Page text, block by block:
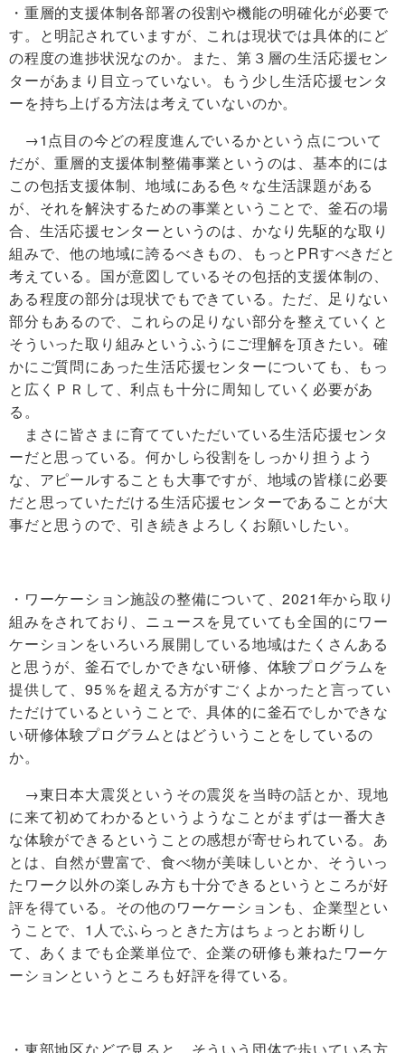
・重層的支援体制各部署の役割や機能の明確化が必要で
す。と明記されていますが、これは現状では具体的にど
の程度の進捗状況なのか。また、第３層の生活応援セン
ターがあまり目立っていない。もう少し生活応援センタ
ーを持ち上げる方法は考えていないのか。
→1点目の今どの程度進んでいるかという点について
だが、重層的支援体制整備事業というのは、基本的には
この包括支援体制、地域にある色々な生活課題がある
が、それを解決するための事業ということで、釜石の場
合、生活応援センターというのは、かなり先駆的な取り
組みで、他の地域に誇るべきもの、もっとPRすべきだと
考えている。国が意図しているその包括的支援体制の、
ある程度の部分は現状でもできている。ただ、足りない
部分もあるので、これらの足りない部分を整えていくと
そういった取り組みというふうにご理解を頂きたい。確
かにご質問にあった生活応援センターについても、もっ
と広くＰＲして、利点も十分に周知していく必要があ
る。
まさに皆さまに育てていただいている生活応援センタ
ーだと思っている。何かしら役割をしっかり担うよう
な、アピールすることも大事ですが、地域の皆様に必要
だと思っていただける生活応援センターであることが大
事だと思うので、引き続きよろしくお願いしたい。
・ワーケーション施設の整備について、2021年から取り
組みをされており、ニュースを見ていても全国的にワー
ケーションをいろいろ展開している地域はたくさんある
と思うが、釜石でしかできない研修、体験プログラムを
提供して、95％を超える方がすごくよかったと言ってい
ただけているということで、具体的に釜石でしかできな
い研修体験プログラムとはどういうことをしているの
か。
→東日本大震災というその震災を当時の話とか、現地
に来て初めてわかるというようなことがまずは一番大き
な体験ができるということの感想が寄せられている。あ
とは、自然が豊富で、食べ物が美味しいとか、そういっ
たワーク以外の楽しみ方も十分できるというところが好
評を得ている。その他のワーケーションも、企業型とい
うことで、1人でふらっときた方はちょっとお断りし
て、あくまでも企業単位で、企業の研修も兼ねたワーケ
ーションというところも好評を得ている。
・東部地区などで見ると、そういう団体で歩いている方